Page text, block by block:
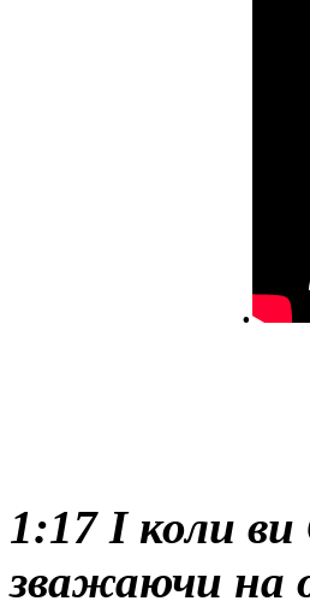
.
1:17 І коли
зважаючи на